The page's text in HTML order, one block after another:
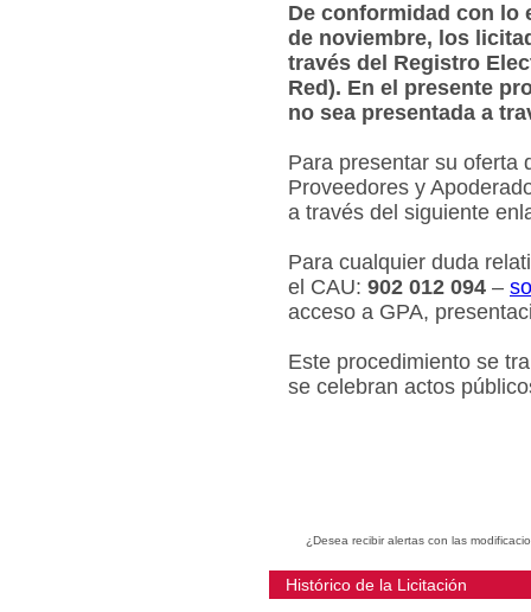
De conformidad con lo
de noviembre, los
través del Registro
Red). En el presente
no sea presentada a
Para presentar su oferta
Proveedores y
a través del siguiente
Para cualquier duda
el CAU: 902 012 094 –
acceso a GPA,
Este procedimiento se
se celebran actos
¿Desea recibir alertas con las
Histórico de la Licitación